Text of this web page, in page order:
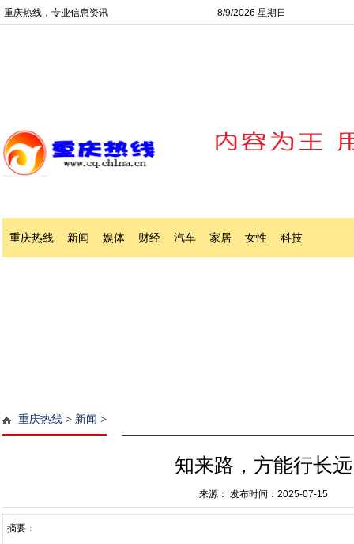
重庆热线，专业信息资讯 8/9/2026 星期日
重庆热线 新闻 娱体 财经 汽车 家居 女性 科技
重庆热线 > 新闻 >
知来路，方能行长远
来源： 发布时间：2025-07-15
摘要：